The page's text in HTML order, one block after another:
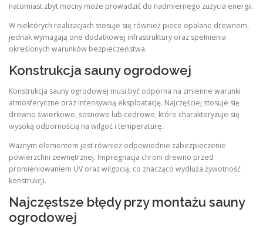
natomiast zbyt mocny może prowadzić do nadmiernego zużycia energii.
W niektórych realizacjach stosuje się również piece opalane drewnem,
jednak wymagają one dodatkowej infrastruktury oraz spełnienia
określonych warunków bezpieczeństwa.
Konstrukcja sauny ogrodowej
Konstrukcja sauny ogrodowej musi być odporna na zmienne warunki
atmosferyczne oraz intensywną eksploatację. Najczęściej stosuje się
drewno świerkowe, sosnowe lub cedrowe, które charakteryzuje się
wysoką odpornością na wilgoć i temperaturę.
Ważnym elementem jest również odpowiednie zabezpieczenie
powierzchni zewnętrznej. Impregnacja chroni drewno przed
promieniowaniem UV oraz wilgocią, co znacząco wydłuża żywotność
konstrukcji.
Najczęstsze błędy przy montażu sauny
ogrodowej